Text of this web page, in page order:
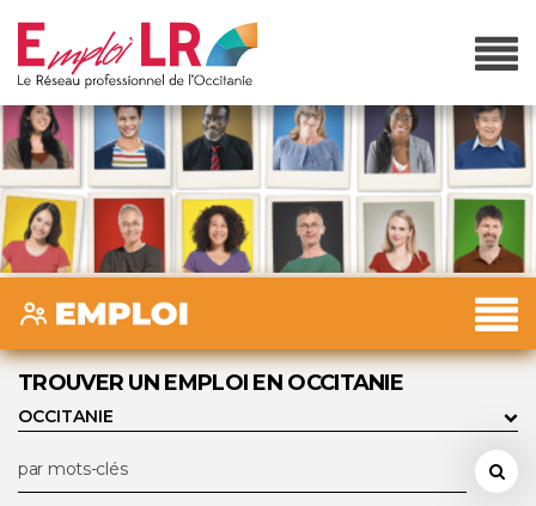
TROUVER UN EMPLOI EN OCCITANIE